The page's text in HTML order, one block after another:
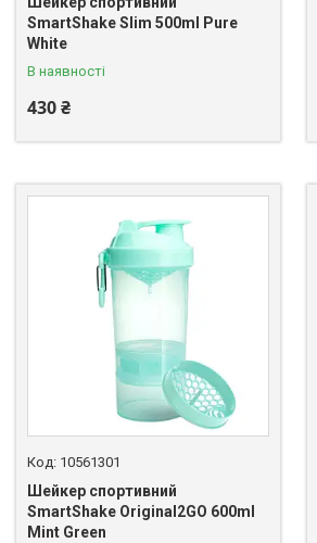
SmartShake Slim 500ml Pure
White
В наявності
430 ₴
10561301
Шейкер спортивний
SmartShake Original2GO 600ml
Mint Green